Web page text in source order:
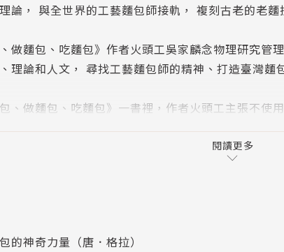
論， 與全世界的工藝麵包師接軌， 複刻古老的老
做麵包、吃麵包》作者火頭工吳家麟念物理研究
理論和人文， 尋找工藝麵包師的精神、打造臺灣麵
、做麵包、吃麵包》一書裡，作者火頭工主張不使
主要從歷史的角度看麵包的演進，用淺顯的敘述方
解真正的手作麵包和一般商業麵包的不同，讓大家
閱讀更多
的神奇力量（唐．格拉）